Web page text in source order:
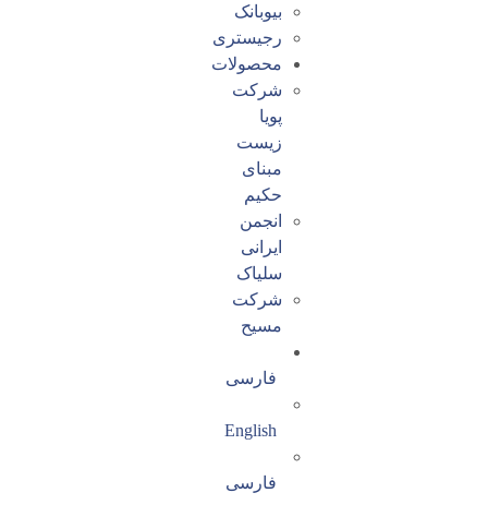
بیوبانک
رجیستری
محصولات
شرکت
پویا
زیست
مبنای
حکیم
انجمن
ایرانی
سلیاک
شرکت
مسیح
فارسی
English
فارسی